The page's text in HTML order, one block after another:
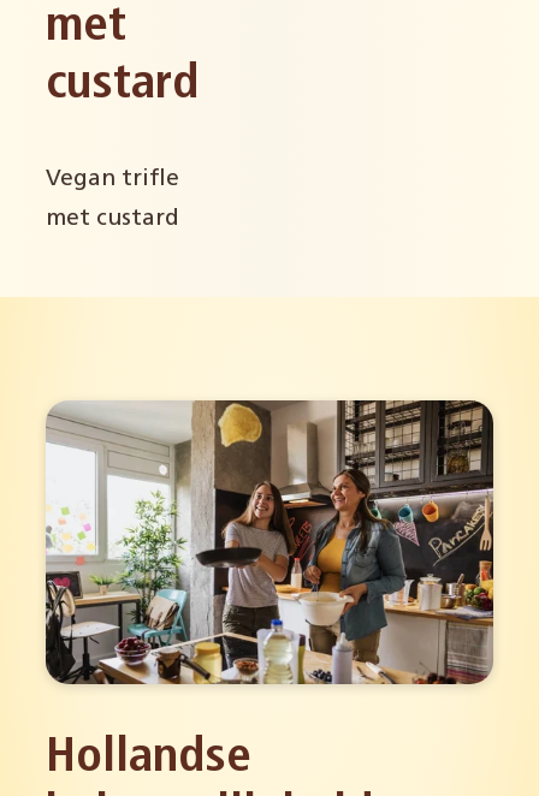
met
custard
Vegan trifle
met custard
Hollandse